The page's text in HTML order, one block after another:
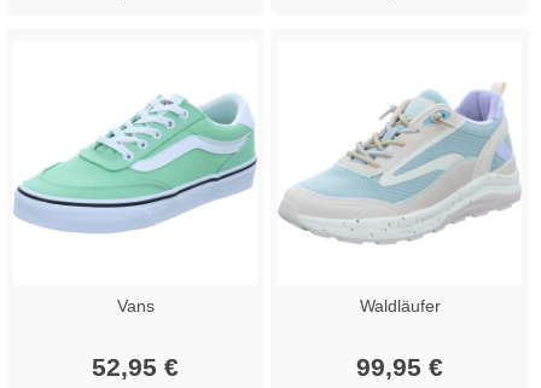
Vans
52,95 €
Waldläufer
99,95 €